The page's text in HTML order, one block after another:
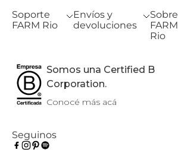
Soporte
FARM Rio
Envíos y
devoluciones
Sobre
FARM
Rio
Somos una Certified B
Corporation.
Conocé más acá
Seguinos